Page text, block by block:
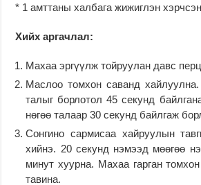
* 1 амттаны халбага жижиглэн
Хийх аргачлал:
Махаа эргүүлж тойруулан давс
Маслоо томхон саванд
талыг борлотол 45 секунд
нөгөө талаар 30 секунд байлгаж
Сонгино сармисаа хайруулын
хийнэ. 20 секунд нэмээд мөөгөө
минут хуурна. Махаа гарган
тавина.